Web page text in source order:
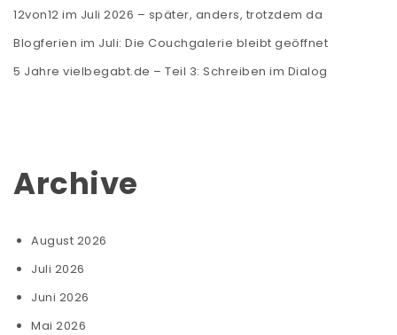
12von12 im Juli 2026 – später, anders, trotzdem da
Blogferien im Juli: Die Couchgalerie bleibt geöffnet
5 Jahre vielbegabt.de – Teil 3: Schreiben im Dialog
Archive
August 2026
Juli 2026
Juni 2026
Mai 2026